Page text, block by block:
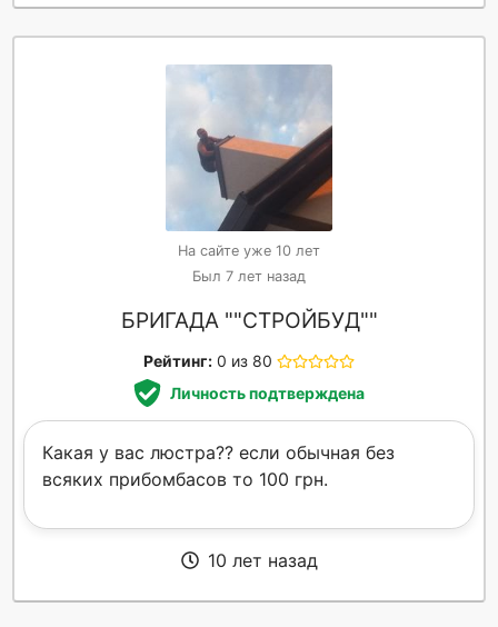
На сайте уже 10 лет
Был 7 лет назад
БРИГАДА ""СТРОЙБУД""
Рейтинг: 0 из 80
Личность подтверждена
Какая у вас люстра?? если обычная без
всяких прибомбасов то 100 грн.
10 лет назад